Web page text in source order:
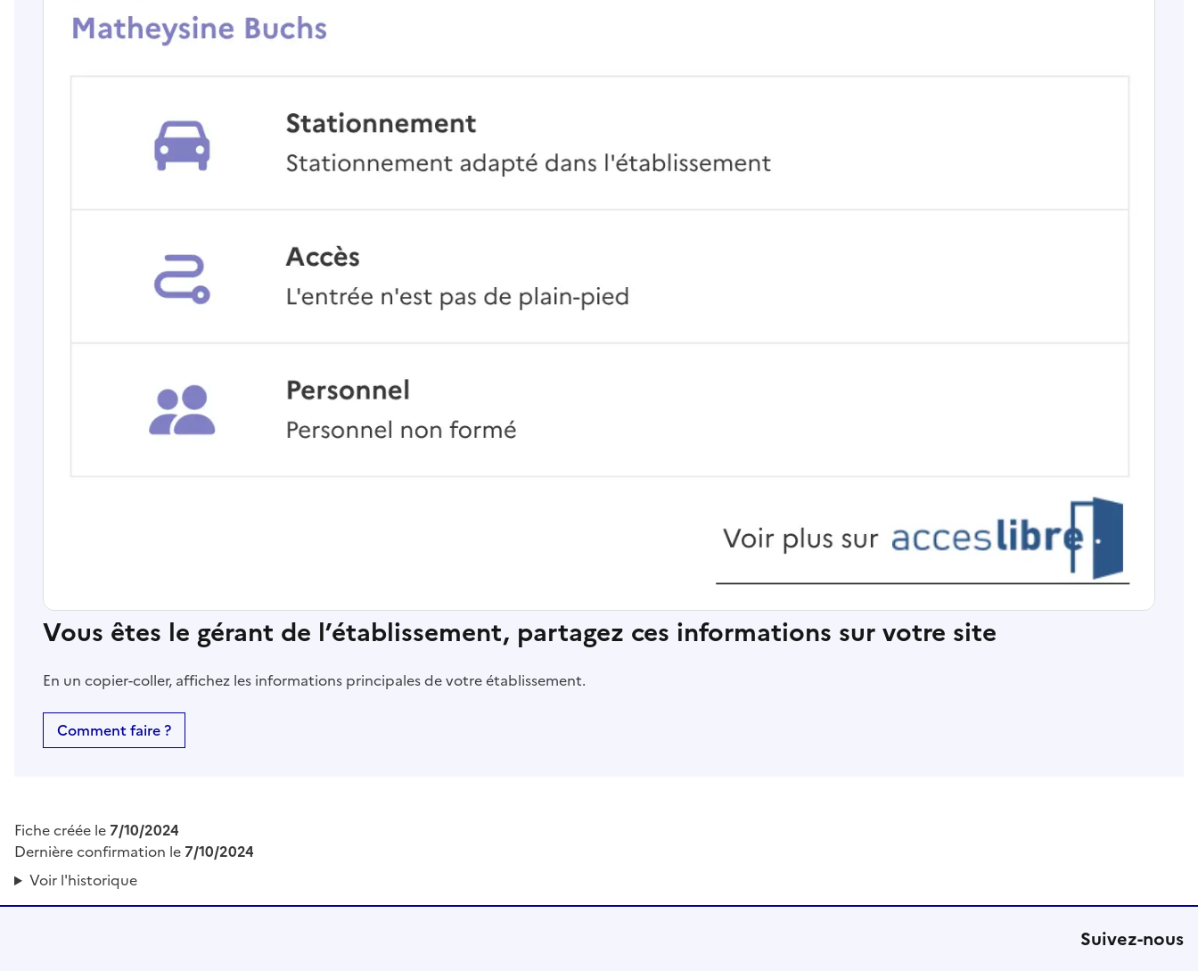
Vous êtes le gérant de l’établissement, partagez ces informations sur votre site
En un copier-coller, affichez les informations principales de votre établissement.
Comment faire ?
Fiche créée le 7/10/2024
Dernière confirmation le 7/10/2024
Voir l'historique
Suivez-nous